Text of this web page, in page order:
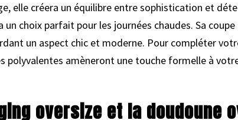
elle créera un équilibre entre sophistication et
un choix parfait pour les journées chaudes. Sa
un aspect chic et moderne. Pour compléter
polyvalentes amèneront une touche formelle à
oversize et la doudoune